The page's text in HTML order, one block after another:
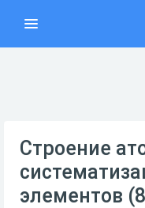
Строение
элементов